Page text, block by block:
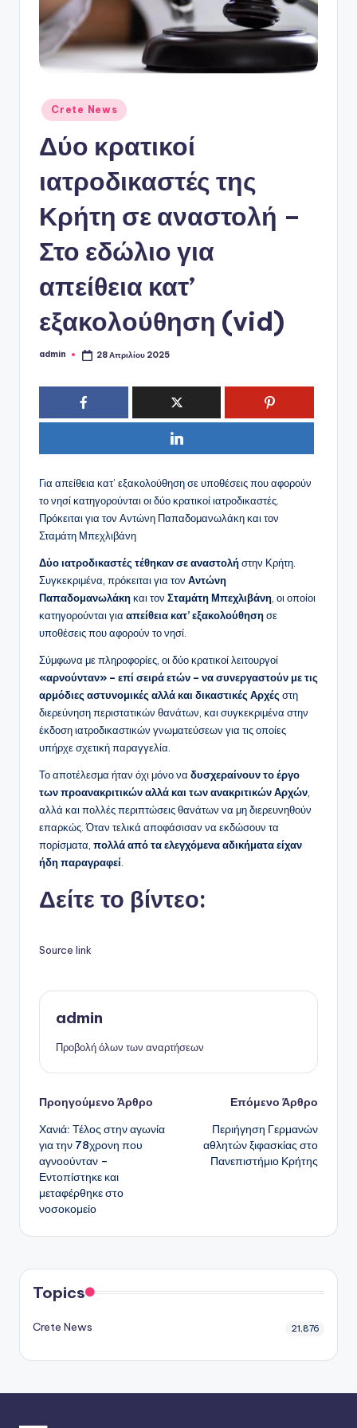
P
o
Αναρτήθηκε
σε
Crete News
Δύο κρατικοί
ιατροδικαστές της
Κρήτη σε αναστολή –
Στο εδώλιο για
απείθεια κατ’
εξακολούθηση (vid)
Συγγραφέας:
admin 28 Απριλίου 2025
Για απείθεια κατ’ εξακολούθηση σε υποθέσεις που αφορούν
το νησί κατηγορούνται οι δύο κρατικοί ιατροδικαστές.
Πρόκειται για τον Αντώνη Παπαδομανωλάκη και τον
Σταμάτη Μπεχλιβάνη
Δύο ιατροδικαστές τέθηκαν σε αναστολήστην Κρήτη.
Συγκεκριμένα, πρόκειται για τον Αντώνη
Παπαδομανωλάκηκαι τον Σταμάτη Μπεχλιβάνη , οι οποίοι
κατηγορούνται για απείθεια κατ’ εξακολούθησησε
υποθέσεις που αφορούν το νησί.
Σύμφωνα με πληροφορίες, οι δύο κρατικοί λειτουργοί
«αρνούνταν» – επί σειρά ετών – να συνεργαστούν με τις
αρμόδιες αστυνομικές αλλά και δικαστικές Αρχές στη
διερεύνηση περιστατικών θανάτων, και συγκεκριμένα στην
έκδοση ιατροδικαστικών γνωματεύσεων για τις οποίες
υπήρχε σχετική παραγγελία.
Το αποτέλεσμα ήταν όχι μόνο να δυσχεραίνουν το έργο
των προανακριτικών αλλά και των ανακριτικών Αρχών
αλλά και πολλές περιπτώσεις θανάτων να μη διερευνηθούν
επαρκώς. Όταν τελικά αποφάσισαν να εκδώσουν τα
πορίσματα, πολλά από τα ελεγχόμενα αδικήματα είχαν
ήδη παραγραφεί
Δείτε το βίντεο:
Source link
admin
Προβολή όλων των αναρτήσεων
Πλοήγηση
δημοσιεύσεων
Προηγούμενο Άρθρο
Χανιά: Τέλος στην αγωνία
για την 78χρονη που
αγνοούνταν –
Εντοπίστηκε και
μεταφέρθηκε στο
νοσοκομείο
Επόμενο Άρθρο
Περιήγηση Γερμανών
αθλητών ξιφασκίας στο
Πανεπιστήμιο Κρήτης
Topics
Crete News 21,876